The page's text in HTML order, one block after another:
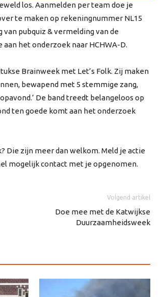
los. Aanmelden per team doe je
te maken op rekeningnummer NL15
van pubquiz & vermelding van de
het onderzoek naar HCHWA-D.
Brainweek met Let’s Folk. Zij maken
bewapend met 5 stemmige zang,
De band treedt belangeloos op
ten goede komt aan het onderzoek
Die zijn meer dan welkom. Meld je actie
mogelijk contact met je opgenomen.
Volgend artikel
Doe mee met de Katwijkse
Duurzaamheidsweek